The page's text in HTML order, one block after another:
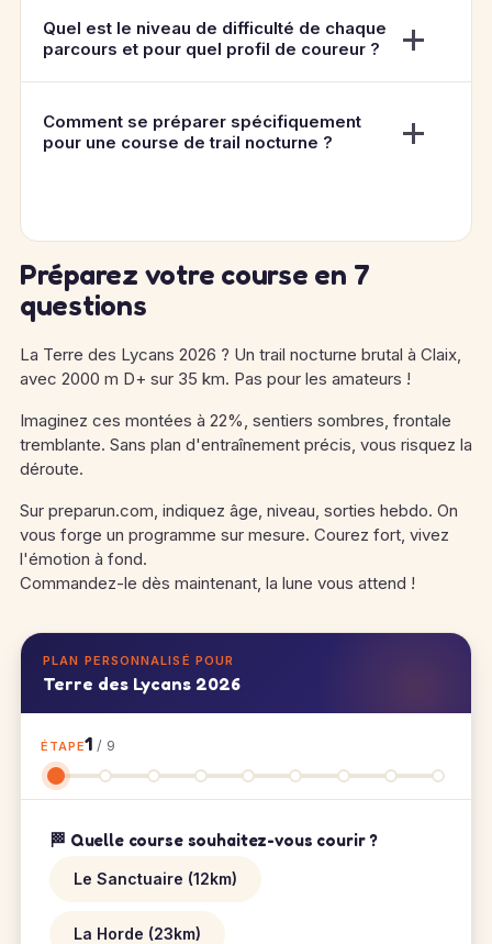
Quel est le niveau de difficulté de chaque
parcours et pour quel profil de coureur ?
Comment se préparer spécifiquement
pour une course de trail nocturne ?
Préparez votre course en 7
questions
La Terre des Lycans 2026 ? Un trail nocturne brutal à Claix,
avec 2000 m D+ sur 35 km. Pas pour les amateurs !
Imaginez ces montées à 22%, sentiers sombres, frontale
tremblante. Sans plan d'entraînement précis, vous risquez la
déroute.
Sur preparun.com, indiquez âge, niveau, sorties hebdo. On
vous forge un programme sur mesure. Courez fort, vivez
l'émotion à fond.
Commandez-le dès maintenant, la lune vous attend !
PLAN PERSONNALISÉ POUR
Terre des Lycans 2026
ÉTAPE1 / 9
🏁 Quelle course souhaitez-vous courir ?
Le Sanctuaire (12km)
La Horde (23km)